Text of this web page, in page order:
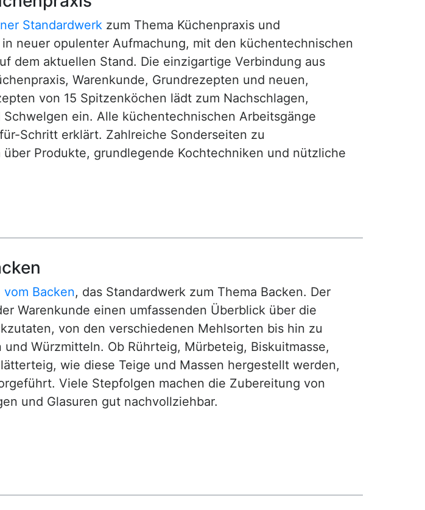
Standardwerk zum Thema Küchenpraxis und
neuer opulenter Aufmachung, mit den küchentechnischen
dem aktuellen Stand. Die einzigartige Verbindung aus
Warenkunde, Grundrezepten und neuen,
von 15 Spitzenköchen lädt zum Nachschlagen,
Schwelgen ein. Alle küchentechnischen Arbeitsgänge
Schritt erklärt. Zahlreiche Sonderseiten zu
über Produkte, grundlegende Kochtechniken und nützliche
vom Backen, das Standardwerk zum Thema Backen. Der
Warenkunde einen umfassenden Überblick über die
von den verschiedenen Mehlsorten bis hin zu
Würzmitteln. Ob Rührteig, Mürbeteig, Biskuitmasse,
wie diese Teige und Massen hergestellt werden,
Viele Stepfolgen machen die Zubereitung von
und Glasuren gut nachvollziehbar.